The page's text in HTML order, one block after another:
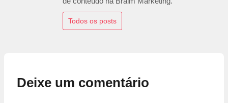
Todos os posts
Deixe um comentário